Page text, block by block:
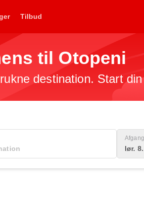
Tilbud
til Otopeni
destination. Start
Afgang
lør.